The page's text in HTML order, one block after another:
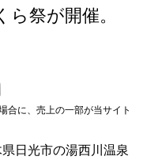
祭が開催。
合に、売上の一部が当サイト
日光市の湯西川温泉